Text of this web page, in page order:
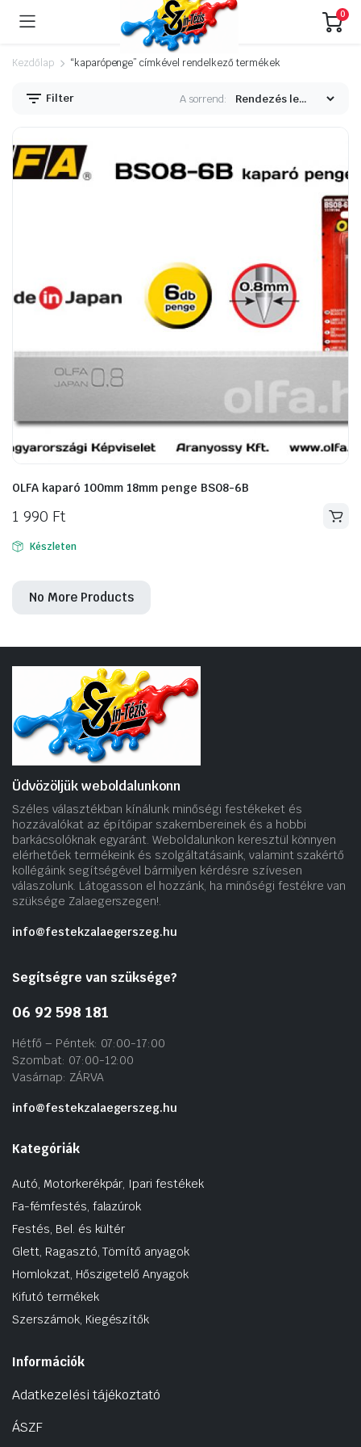
0
Kezdőlap “kaparópenge” címkével rendelkező termékek
Filter A sorrend:
OLFA kaparó 100mm 18mm penge BS08-6B
1 990 Ft
Készleten
No More Products
Üdvözöljük weboldalunkonn
Széles választékban kínálunk minőségi festékeket és
hozzávalókat az építőipar szakembereinek és a hobbi
barkácsolóknak egyaránt. Weboldalunkon keresztül könnyen
elérhetőek termékeink és szolgáltatásaink, valamint szakértő
kollégáink segítségével bármilyen kérdésre szívesen
válaszolunk. Látogasson el hozzánk, ha minőségi festékre van
szüksége Zalaegerszegen!.
info@festekzalaegerszeg.hu
Segítségre van szüksége?
06 92 598 181
Hétfő – Péntek: 07:00-17:00
Szombat: 07:00-12:00
Vasárnap: ZÁRVA
info@festekzalaegerszeg.hu
Kategóriák
Autó, Motorkerékpár, Ipari festékek
Fa-fémfestés, falazúrok
Festés, Bel. és kültér
Glett, Ragasztó, Tömítő anyagok
Homlokzat, Hőszigetelő Anyagok
Kifutó termékek
Szerszámok, Kiegészítők
Információk
Adatkezelési tájékoztató
ÁSZF